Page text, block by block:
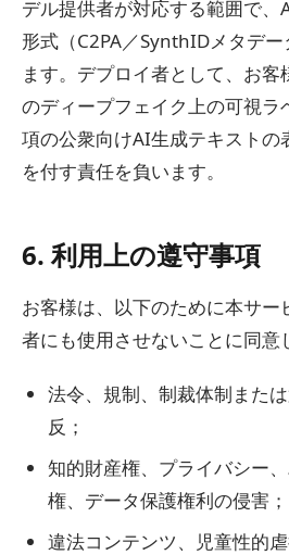
デル提供者が対応する範囲で
形式（C2PA／SynthIDメタデ
ます。デプロイ者として、お客
のディープフェイク上の可視ラ
項の公衆向けAI生成テキストの
を付す責任を負います。
6. 利用上の遵守事項
お客様は、以下のために本サー
者にも使用させないことに同意
法令、規制、制裁体制また
反；
知的財産権、プライバシー
権、データ保護権利の侵害；
違法コンテンツ、児童性的